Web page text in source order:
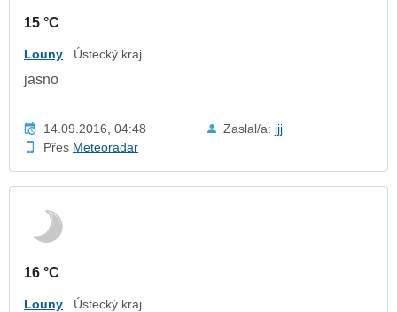
15 °C
Louny Ústecký kraj
jasno
14.09.2016, 04:48 Zaslal/a: jjj
Přes Meteoradar
16 °C
Louny Ústecký kraj